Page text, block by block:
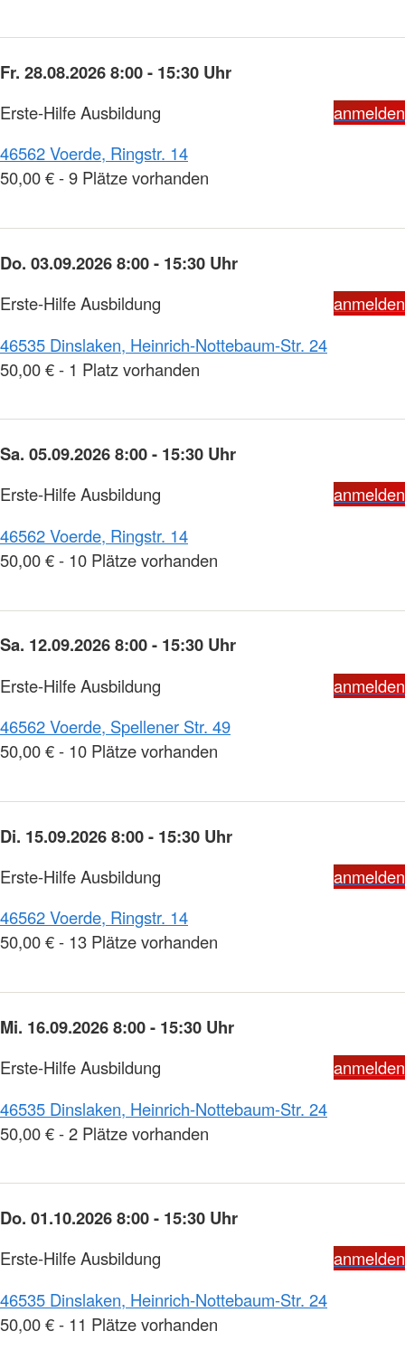
Fr. 28.08.2026 8:00 - 15:30 Uhr
Erste-Hilfe Ausbildung
anmelden
46562 Voerde, Ringstr. 14
50,00 € - 9 Plätze vorhanden
Do. 03.09.2026 8:00 - 15:30 Uhr
Erste-Hilfe Ausbildung
anmelden
46535 Dinslaken, Heinrich-Nottebaum-Str. 24
50,00 € - 1 Platz vorhanden
Sa. 05.09.2026 8:00 - 15:30 Uhr
Erste-Hilfe Ausbildung
anmelden
46562 Voerde, Ringstr. 14
50,00 € - 10 Plätze vorhanden
Sa. 12.09.2026 8:00 - 15:30 Uhr
Erste-Hilfe Ausbildung
anmelden
46562 Voerde, Spellener Str. 49
50,00 € - 10 Plätze vorhanden
Di. 15.09.2026 8:00 - 15:30 Uhr
Erste-Hilfe Ausbildung
anmelden
46562 Voerde, Ringstr. 14
50,00 € - 13 Plätze vorhanden
Mi. 16.09.2026 8:00 - 15:30 Uhr
Erste-Hilfe Ausbildung
anmelden
46535 Dinslaken, Heinrich-Nottebaum-Str. 24
50,00 € - 2 Plätze vorhanden
Do. 01.10.2026 8:00 - 15:30 Uhr
Erste-Hilfe Ausbildung
anmelden
46535 Dinslaken, Heinrich-Nottebaum-Str. 24
50,00 € - 11 Plätze vorhanden